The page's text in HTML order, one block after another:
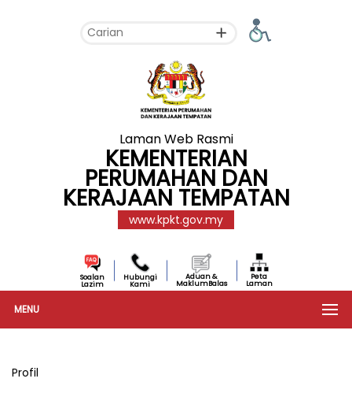
Laman Web Rasmi
KEMENTERIAN
PERUMAHAN DAN
KERAJAAN TEMPATAN
www.kpkt.gov.my
Soalan
Lazim
Hubungi
Kami
Aduan &
MaklumBalas
Peta
Laman
MENU
Profil